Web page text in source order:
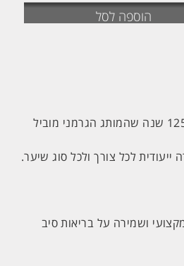
הוספה לסל
כאשר מדברים על מותגים מובילים בעולם טיפוח השיער, קשה למצוא שם מוכר ומוערך יותר מאשר שוורצקופף (Schwarzkopf Professional). כבר למעלה מ-125 שנה שהמותג הגרמני מוביל
לכל צורך ולכל סוג שיער.
ושמירה על בריאות סיב